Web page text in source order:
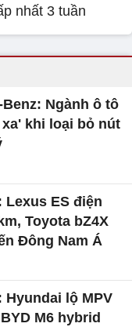
nhất 3 tuần
Benz: Ngành ô tô
khi loại bỏ nút
Lexus ES điện
Toyota bZ4X
Đông Nam Á
Hyundai lộ MPV
M6 hybrid